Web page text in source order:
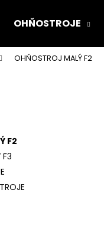
OHŇOSTROJE
OHŇOSTROJ MALÝ F2
F2
F3